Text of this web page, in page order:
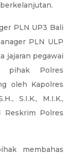
PLN UP3 Bali
PLN ULP
jajaran pegawai
pihak Polres
oleh Kapolres
S.I.K., M.I.K.,
Reskrim Polres
membahas